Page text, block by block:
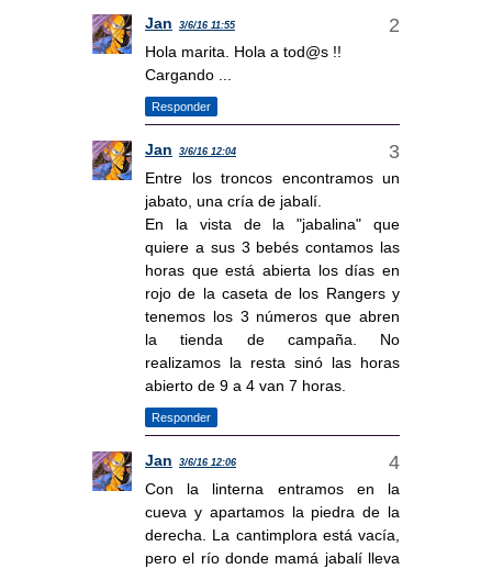
Jan 3/6/16 11:55
Hola marita. Hola a tod@s !!
Cargando ...
Responder
Jan 3/6/16 12:04
Entre los troncos encontramos un
jabato, una cría de jabalí.
En la vista de la "jabalina" que
quiere a sus 3 bebés contamos las
horas que está abierta los días en
rojo de la caseta de los Rangers y
tenemos los 3 números que abren
la tienda de campaña. No
realizamos la resta sinó las horas
abierto de 9 a 4 van 7 horas.
Responder
Jan 3/6/16 12:06
Con la linterna entramos en la
cueva y apartamos la piedra de la
derecha. La cantimplora está vacía,
pero el río donde mamá jabalí lleva